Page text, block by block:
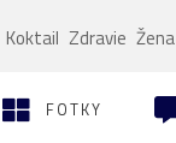
Koktail Zdravie Žena
FOTKY